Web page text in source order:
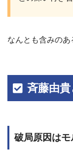
なんとも含みのあ
斉藤由
破局原因はモ